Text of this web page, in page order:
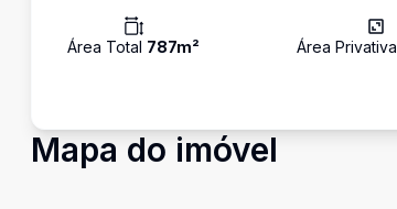
Área Total 787m² Área Privativa
Mapa do imóvel